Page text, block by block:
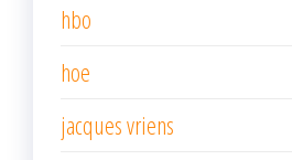
hbo
hoe
jacques vriens